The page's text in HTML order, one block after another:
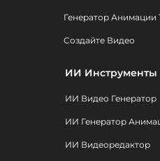
Генератор Анимации
Создайте Видео
ИИ Инструменты
ИИ Видео Генератор
ИИ Генератор
ИИ Видеоредактор